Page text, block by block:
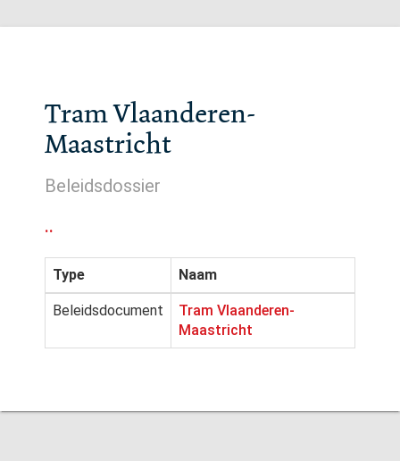
Tram Vlaanderen-
Maastricht
Beleidsdossier
..
Type Naam
Beleidsdocument
Tram Vlaanderen-
Maastricht